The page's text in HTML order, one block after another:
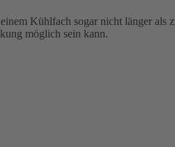
Kühlfach sogar nicht länger als
möglich sein kann.